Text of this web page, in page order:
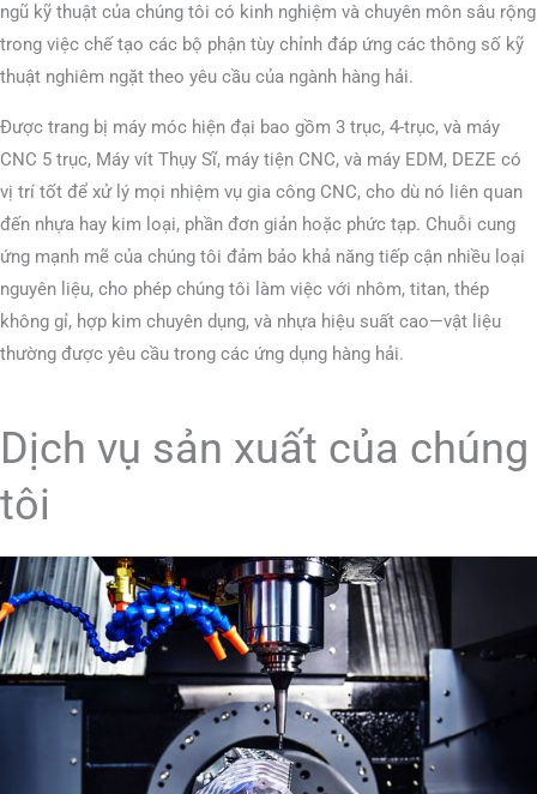
ngũ kỹ thuật của chúng tôi có kinh nghiệm và chuyên môn sâu rộng
trong việc chế tạo các bộ phận tùy chỉnh đáp ứng các thông số kỹ
thuật nghiêm ngặt theo yêu cầu của ngành hàng hải.
Được trang bị máy móc hiện đại bao gồm 3 trục, 4-trục, và máy
CNC 5 trục, Máy vít Thụy Sĩ, máy tiện CNC, và máy EDM, DEZE có
vị trí tốt để xử lý mọi nhiệm vụ gia công CNC, cho dù nó liên quan
đến nhựa hay kim loại, phần đơn giản hoặc phức tạp. Chuỗi cung
ứng mạnh mẽ của chúng tôi đảm bảo khả năng tiếp cận nhiều loại
nguyên liệu, cho phép chúng tôi làm việc với nhôm, titan, thép
không gỉ, hợp kim chuyên dụng, và nhựa hiệu suất cao—vật liệu
thường được yêu cầu trong các ứng dụng hàng hải.
Dịch vụ sản xuất của chúng
tôi